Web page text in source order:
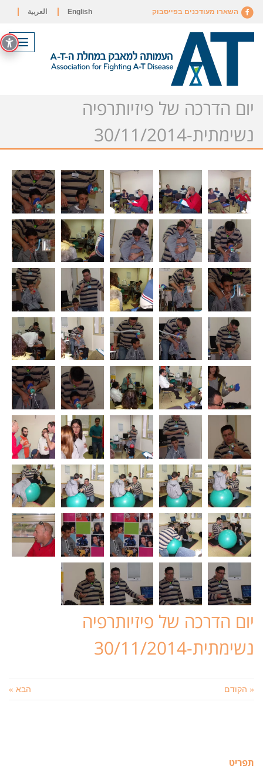
השארו מעודכנים בפייסבוק English العربية
יום הדרכה של פיזיותרפיה
נשימתית-30/11/2014
יום הדרכה של פיזיותרפיה
נשימתית-30/11/2014
« הקודם הבא »
תפריט